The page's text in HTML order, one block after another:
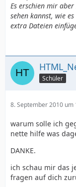
Es erschien mir
sehen kannst, wie
extra Dateien
Schüler
8. September 2010 um
warum solle ich
nette hilfe was
DANKE.
ich schau mir das
fragen auf dich